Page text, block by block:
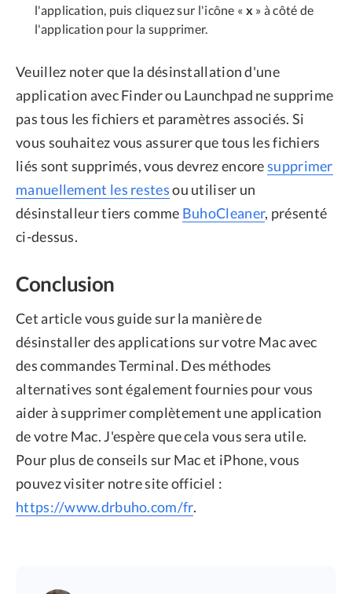
l'application, puis cliquez sur l'icône « x » à côté de
l'application pour la supprimer.
Veuillez noter que la désinstallation d'une
application avec Finder ou Launchpad ne supprime
pas tous les fichiers et paramètres associés. Si
vous souhaitez vous assurer que tous les fichiers
liés sont supprimés, vous devrez encoresupprimer
manuellement les restesou utiliser un
désinstalleur tiers comme BuhoCleaner, présenté
ci-dessus.
Conclusion
Cet article vous guide sur la manière de
désinstaller des applications sur votre Mac avec
des commandes Terminal. Des méthodes
alternatives sont également fournies pour vous
aider à supprimer complètement une application
de votre Mac. J'espère que cela vous sera utile.
Pour plus de conseils sur Mac et iPhone, vous
pouvez visiter notre site officiel :
https://www.drbuho.com/fr.